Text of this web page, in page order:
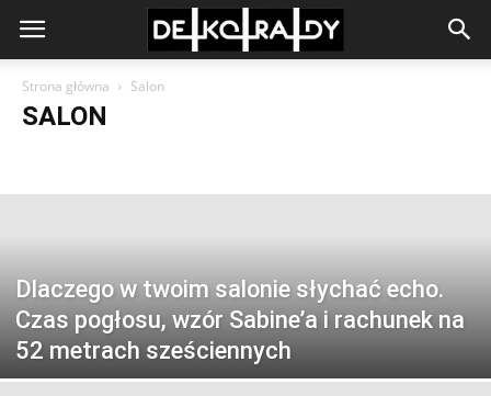
Strona główna Salon
SALON
Dlaczego w twoim salonie słychać echo.
Czas pogłosu, wzór Sabine’a i rachunek na
52 metrach sześciennych